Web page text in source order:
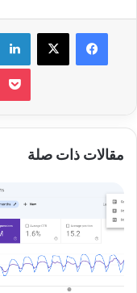
فيسبوك
مقالات ذات صلة